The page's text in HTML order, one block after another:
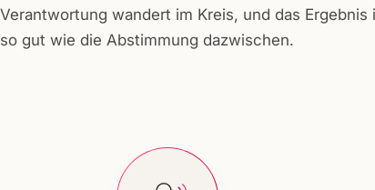
Verantwortung wandert im Kreis, und das Ergebnis
so gut wie die Abstimmung dazwischen.